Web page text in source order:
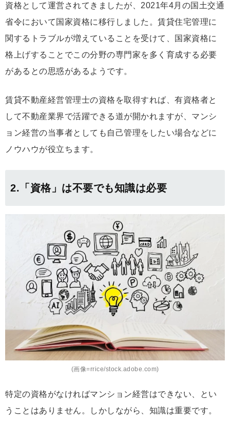
資格として運営されてきましたが、2021年4月の国土交通
省令において国家資格に移行しました。賃貸住宅管理に
関するトラブルが増えていることを受けて、国家資格に
格上げすることでこの分野の専門家を多く育成する必要
があるとの思惑があるようです。
賃貸不動産経営管理士の資格を取得すれば、有資格者と
して不動産業界で活躍できる道が開かれますが、マンシ
ョン経営の当事者としても自己管理をしたい場合などに
ノウハウが役立ちます。
2.「資格」は不要でも知識は必要
(画像=rrice/stock.adobe.com)
特定の資格がなければマンション経営はできない、とい
うことはありません。しかしながら、知識は重要です。